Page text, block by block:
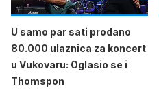
U samo par sati prodano
80.000 ulaznica za koncert
u Vukovaru: Oglasio se i
Thomspon